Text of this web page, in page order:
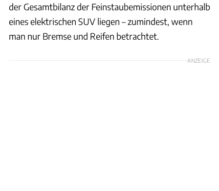
der Gesamtbilanz der Feinstaubemissionen unterhalb
eines elektrischen SUV liegen – zumindest, wenn
man nur Bremse und Reifen betrachtet.
ANZEIGE